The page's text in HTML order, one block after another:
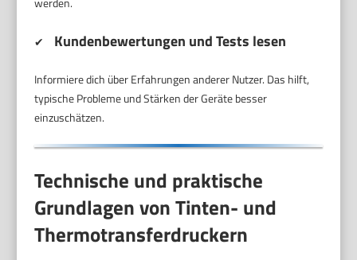
✔ Kundenbewertungen und Tests lesen
Informiere dich über Erfahrungen anderer Nutzer. Das hilft,
typische Probleme und Stärken der Geräte besser
einzuschätzen.
Technische und praktische
Grundlagen von Tinten- und
Thermotransferdruckern